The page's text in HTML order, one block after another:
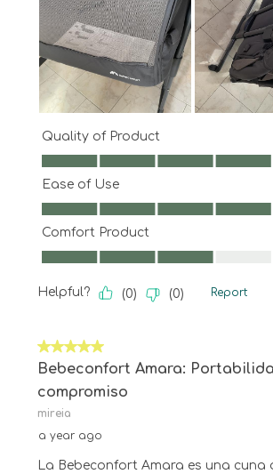
Quality of Product
Quality of Product, 5.0 out of 5
Ease of Use
Ease of Use, 5.0 out of 5
Comfort Product
Comfort Product, 3.0 out of 5
Helpful? (0) (0) Report
5 out of 5 stars.
Bebeconfort Amara:
compromiso
mireia
a year ago
La Bebeconfort Amara es una cuna